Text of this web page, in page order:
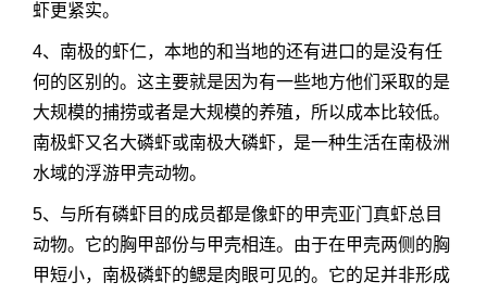
虾更紧实。
4、南极的虾仁，本地的和当地的还有进口的是没有任
何的区别的。这主要就是因为有一些地方他们采取的是
大规模的捕捞或者是大规模的养殖，所以成本比较低。
南极虾又名大磷虾或南极大磷虾，是一种生活在南极洲
水域的浮游甲壳动物。
5、与所有磷虾目的成员都是像虾的甲壳亚门真虾总目
动物。它的胸甲部份与甲壳相连。由于在甲壳两侧的胸
甲短小，南极磷虾的鳃是肉眼可见的。它的足并非形成